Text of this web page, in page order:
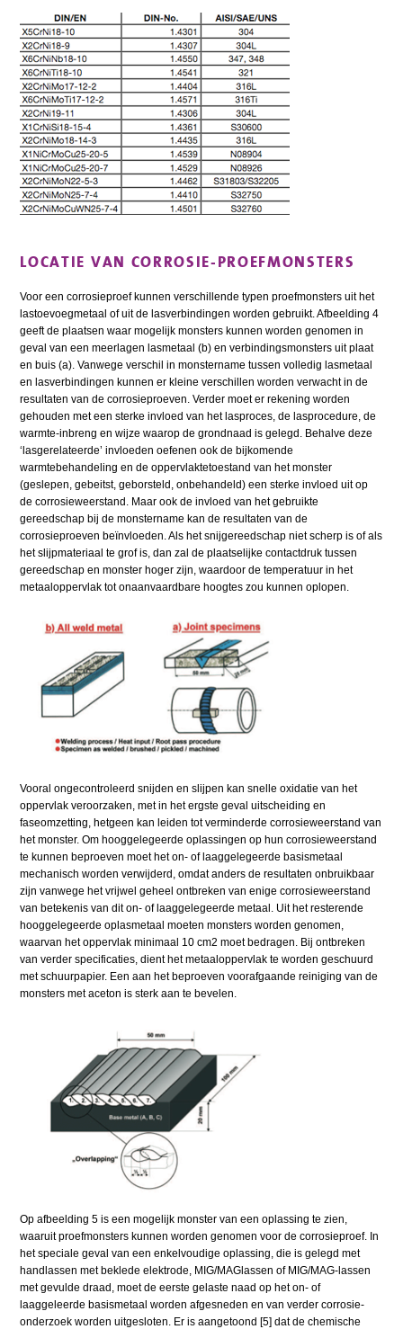
LOCATIE VAN CORROSIE-PROEFMONSTERS
Voor een corrosieproef kunnen verschillende typen proefmonsters uit het
lastoevoegmetaal of uit de lasverbindingen worden gebruikt. Afbeelding 4
geeft de plaatsen waar mogelijk monsters kunnen worden genomen in
geval van een meerlagen lasmetaal (b) en verbindingsmonsters uit plaat
en buis (a). Vanwege verschil in monstername tussen volledig lasmetaal
en lasverbindingen kunnen er kleine verschillen worden verwacht in de
resultaten van de corrosieproeven. Verder moet er rekening worden
gehouden met een sterke invloed van het lasproces, de lasprocedure, de
warmte-inbreng en wijze waarop de grondnaad is gelegd. Behalve deze
‘lasgerelateerde’ invloeden oefenen ook de bijkomende
warmtebehandeling en de oppervlaktetoestand van het monster
(geslepen, gebeitst, geborsteld, onbehandeld) een sterke invloed uit op
de corrosieweerstand. Maar ook de invloed van het gebruikte
gereedschap bij de monstername kan de resultaten van de
corrosieproeven beïnvloeden. Als het snijgereedschap niet scherp is of als
het slijpmateriaal te grof is, dan zal de plaatselijke contactdruk tussen
gereedschap en monster hoger zijn, waardoor de temperatuur in het
metaaloppervlak tot onaanvaardbare hoogtes zou kunnen oplopen.
Vooral ongecontroleerd snijden en slijpen kan snelle oxidatie van het
oppervlak veroorzaken, met in het ergste geval uitscheiding en
faseomzetting, hetgeen kan leiden tot verminderde corrosieweerstand van
het monster. Om hooggelegeerde oplassingen op hun corrosieweerstand
te kunnen beproeven moet het on- of laaggelegeerde basismetaal
mechanisch worden verwijderd, omdat anders de resultaten onbruikbaar
zijn vanwege het vrijwel geheel ontbreken van enige corrosieweerstand
van betekenis van dit on- of laaggelegeerde metaal. Uit het resterende
hooggelegeerde oplasmetaal moeten monsters worden genomen,
waarvan het oppervlak minimaal 10 cm2 moet bedragen. Bij ontbreken
van verder specificaties, dient het metaaloppervlak te worden geschuurd
met schuurpapier. Een aan het beproeven voorafgaande reiniging van de
monsters met aceton is sterk aan te bevelen.
Op afbeelding 5 is een mogelijk monster van een oplassing te zien,
waaruit proefmonsters kunnen worden genomen voor de corrosieproef. In
het speciale geval van een enkelvoudige oplassing, die is gelegd met
handlassen met beklede elektrode, MIG/MAGlassen of MIG/MAG-lassen
met gevulde draad, moet de eerste gelaste naad op het on- of
laaggeleerde basismetaal worden afgesneden en van verder corrosie-
onderzoek worden uitgesloten. Er is aangetoond [5] dat de chemische